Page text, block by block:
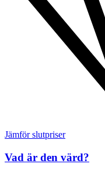
Jämför slutpriser
Vad är den värd?